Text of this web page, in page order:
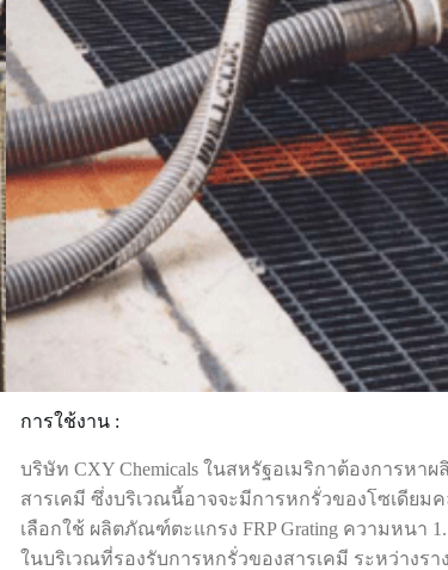
การใช้งาน :
บริษัท CXY Chemicals ในสหรัฐอเมริกาต้องการห
สารเคมี ซึ่งบริเวณนี้อาจจะมีการหกรั่วของโซเดียมค
เลือกใช้ ผลิตภัณฑ์ตะแกรง FRP Grating ความหนา
ในบริเวณที่รองรับการหกรั่วของสารเคมี ระหว่างรา